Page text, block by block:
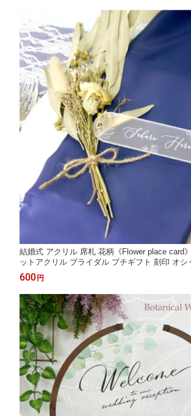
結婚式 アクリル 席札 花柄《Flower place card
ットアクリル ブライダル プチギフト 刻印 オ
ブル ナチュラル ゲスト名札
600 円